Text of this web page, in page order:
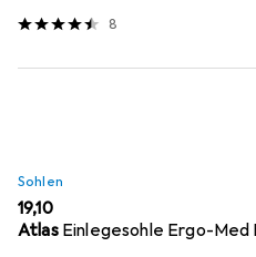
8
Sohlen
EUR
19,10
Atlas Einlegesohle Ergo-Med